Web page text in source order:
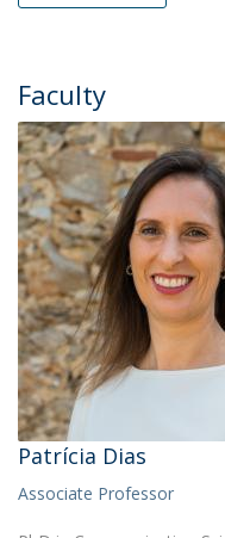
Faculty
Patrícia Dias
Associate Professor